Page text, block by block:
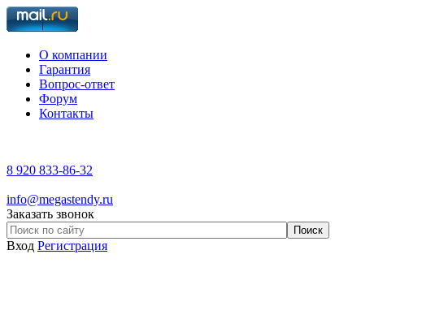
О компании
Гарантия
Вопрос-ответ
Форум
Контакты
8 920 833-86-32
info@megastendy.ru
Заказать звонок
Вход Регистрация